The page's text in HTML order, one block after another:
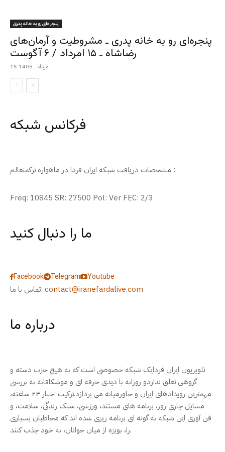
پنجره‌ای رو به خانه پدری
پنجره‌ای رو به خانه پدری ـ مشروطیت و آرمان‌های
رضاشاه ـ ۱۵ امرداد / ۶ آگوست
15 مرداد , 1405
فرکانس شبکه
مشخصات دریافت شبکه ایران فردا در ماهواره ترکمنعالم :
Freq: 10845 SR: 27500 Pol: Ver FEC: 2/3
ما را دنبال کنید
Facebook Telegram
Youtube
تماس با ما: contact@iranefardalive.com
درباره ما
تلویزیون ایران فردایک شبکه خصوصی است که به هیچ حزب دسته و
گروهی تعلق نداردو روزانه با دیدی حرفه ای و موشکافانه به بررسی
مهمترین رویدادهای ایران و خاورمیانه می پردازد.ترکیب اخبار ۲۴ ساعته،
مسایل جاری روز، برنامه های مستند، ورزشی، سبک زندگی، سلامت، و
فن آوری این شبکه به گونه ای برنامه ریزی شده اند که مخاطبان بسیاری
را، بویژه از میان جوانان، به خود جذب کنند.